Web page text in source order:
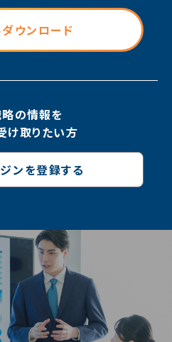
ウンロード
の情報を
け取りたい方
ンを登録する